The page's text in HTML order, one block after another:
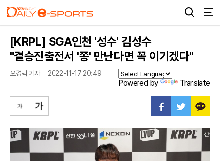
[KRPL] SGA인천 '성수' 김성수
"결승진출전서 '쫑' 만난다면 꼭 이기겠다"
오경택 기자 2022-11-17 20:49
Powered by Translate